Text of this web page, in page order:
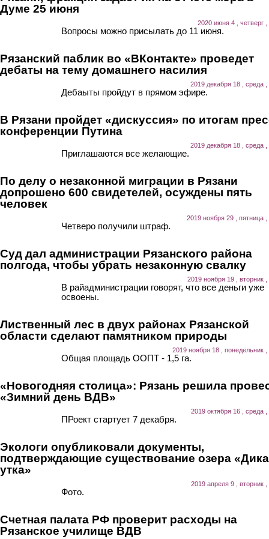
Думе 25 июня
2020 июня 4 , четверг ,
Вопросы можно присылать до 11 июня.
Рязанский паблик во «ВКонтакте» проведет
дебаты на тему домашнего насилия
2019 декабря 18 , среда ,
Дебаыты пройдут в прямом эфире.
В Рязани пройдет «дискуссия» по итогам
конференции Путина
2019 декабря 18 , среда ,
Приглашаются все желающие.
По делу о незаконной миграции в Рязани
допрошено 600 свидетелей, осуждены пять
человек
2019 ноября 29 , пятница ,
Четверо получили штраф.
Суд дал администрации Рязанского района
полгода, чтобы убрать незаконную свалку
2019 ноября 19 , вторник ,
В райадминистрации говорят, что все деньги уже
освоены.
Лиственный лес в двух районах Рязанской
области сделают памятником природы
2019 ноября 18 , понедельник ,
Общая площадь ООПТ - 1,5 га.
«Новогодняя столица»: Рязань решила
«Зимний день ВДВ»
2019 октября 16 , среда ,
ПРоект стартует 7 декабря.
Экологи опубликовали документы,
подтверждающие существование озера
утка»
2019 апреля 9 , вторник ,
Фото.
Счетная палата РФ проверит расходы на
Рязанское училище ВДВ